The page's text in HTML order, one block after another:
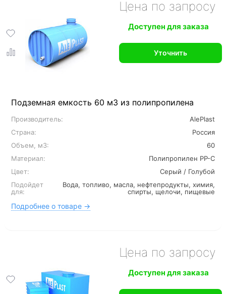
Подземная емкость 60 м3 из полипропилена
Производитель:
AlePlast
Страна:
Россия
Объем, м3:
60
Материал:
Полипропилен PP-C
Цвет:
Серый / Голубой
Подойдет
для:
Вода, топливо, масла, нефтепродукты, химия,
спирты, щелочи, пищевые
Подробнее о товаре →
Цена по запросу
Доступен для заказа
Уточнить
Цена по запросу
Доступен для заказа